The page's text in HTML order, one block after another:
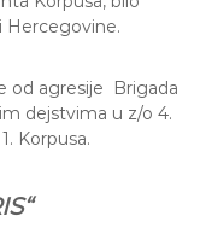
Hercegovine.
od agresije Brigada
dejstvima u z/o 4.
Korpusa.